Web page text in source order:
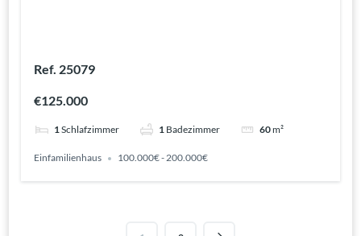
Ref. 25079
€125.000
1Schlafzimmer 1 Badezimmer 60m²
Einfamilienhaus 100.000€ - 200.000€